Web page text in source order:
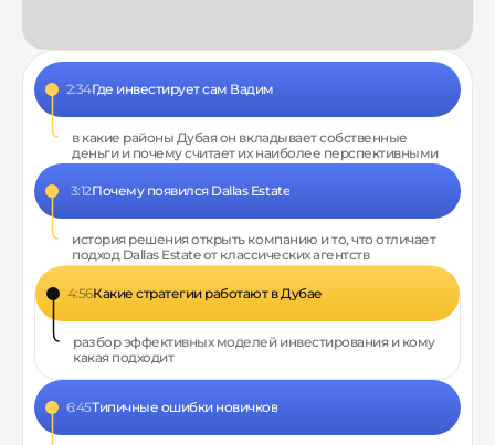
2:34Где инвестирует сам Вадим
в какие районы Дубая он вкладывает собственные
деньги и почему считает их наиболее перспективными
3:12Почему появился Dallas Estate
история решения открыть компанию и то, что отличает
подход Dallas Estate от классических агентств
4:56Какие стратегии работают в Дубае
разбор эффективных моделей инвестирования и кому
какая подходит
6:45Типичные ошибки новичков